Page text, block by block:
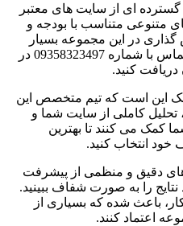
گسترده ای از سایت های معتبر
متنوعی متناسب با بودجه و
گذاری در این مجموعه بسیار
ساده است و می توانید از طریق تماس با شماره 09358323497 در
دریافت کنید.
این است که تیم متخصص این
کاملی از سایت شما و
کمک می کنند تا بهترین
خود انتخاب کنید.
دقیق و منظمی از پیشرفت
نتایج را به صورت شفاف ببینید.
باعث شده که بسیاری از
اعتماد کنند.